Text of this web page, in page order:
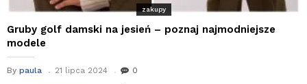
zakupy
Gruby golf damski na jesień – poznaj najmodniejsze
modele
By paula 21 lipca 2024 0